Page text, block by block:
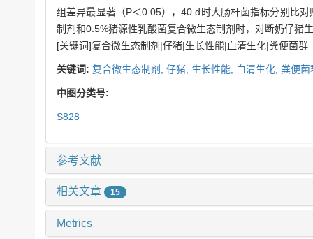
组差异最显著（P＜0.05），40 d时大肠杆菌指标分别比
制剂和0.5%猪源性乳酸菌复合微生态制剂时，对断奶仔猪
[关键词]复合微生态制剂|仔猪|生长性能|血清生化|粪便菌群
关键词: 复合微生态制剂, 仔猪, 生长性能, 血清生化, 粪便菌
中图分类号:
S828
参考文献
相关文章 15
Metrics